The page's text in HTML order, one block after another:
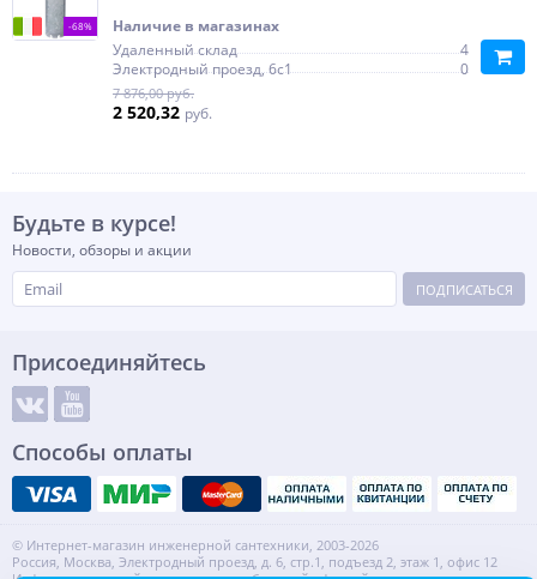
-68%
Наличие в магазинах
Удаленный склад
4
Электродный проезд, 6с1
0
7 876,00 руб.
2 520,32 руб.
Будьте в курсе!
Новости, обзоры и акции
ПОДПИСАТЬСЯ
Присоединяйтесь
Способы оплаты
© Интернет-магазин инженерной сантехники, 2003-2026
Россия, Москва, Электродный проезд, д. 6, стр.1, подъезд 2, этаж 1, офис 12